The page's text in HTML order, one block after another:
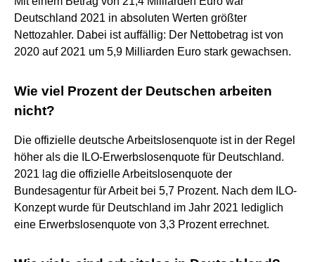
Deutschland 2021 in absoluten Werten größter
Nettozahler. Dabei ist auffällig: Der Nettobetrag ist von
2020 auf 2021 um 5,9 Milliarden Euro stark gewachsen.
Wie viel Prozent der Deutschen arbeiten
nicht?
Die offizielle deutsche Arbeitslosenquote ist in der Regel
höher als die ILO-Erwerbslosenquote für Deutschland.
2021 lag die offizielle Arbeitslosenquote der
Bundesagentur für Arbeit bei 5,7 Prozent. Nach dem ILO-
Konzept wurde für Deutschland im Jahr 2021 lediglich
eine Erwerbslosenquote von 3,3 Prozent errechnet.